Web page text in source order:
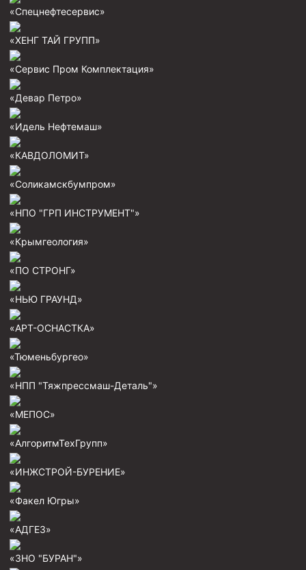
Патрубки цементировочные ПЦ
Краны шаровые КШЗ
скважин УЭЦС
Турбулизаторы типа ЦТ
Кольца ограничительные ПЦ и ЦЦ
Клапаны обратные
Скребки корончатые СК и тросовые СТ
Центраторы колонные
Инструмент для бурения и КРС (ловильный, аварийный)
Шаблоны колонные
Перья гидромониторные
Ерши механические
«Спецнефтесервис»
«ХЕНГ ТАЙ ГРУПП»
«Сервис Пром Комплектация»
«Девар Петро»
«Идель Нефтемаш»
«КАВДОЛОМИТ»
«Соликамскбумпром»
«НПО "ГРП ИНСТРУМЕНТ"»
«Крымгеология»
«ПО СТРОНГ»
«НЬЮ ГРАУНД»
«АРТ-ОСНАСТКА»
«Тюменьбургео»
«НПП "Тяжпрессмаш-Деталь"»
«МЕПОС»
«АлгоритмТехГрупп»
«ИНЖСТРОЙ-БУРЕНИЕ»
«Факел Югры»
«АДГЕЗ»
«ЗНО "БУРАН"»